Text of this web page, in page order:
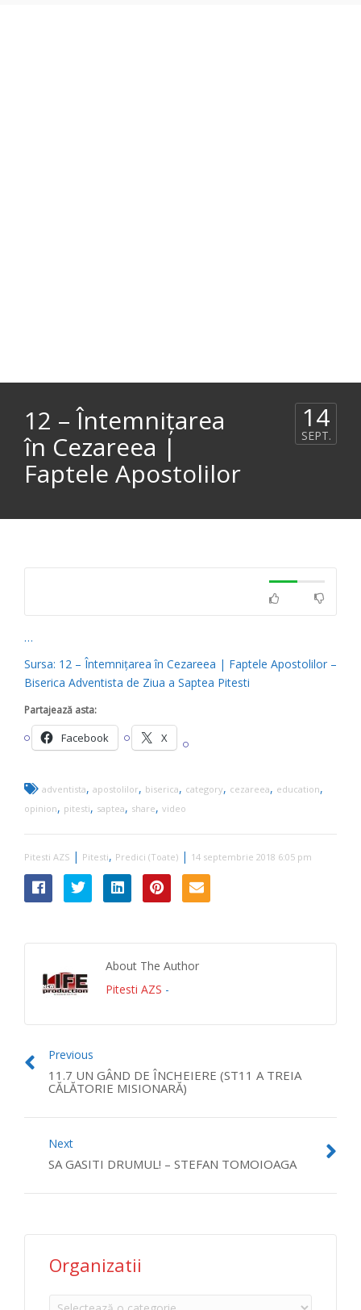
12 – Întemnițarea
în Cezareea |
Faptele Apostolilor
14
SEPT.
…
Sursa: 12 – Întemnițarea în Cezareea | Faptele Apostolilor –
Biserica Adventista de Ziua a Saptea Pitesti
Partajează asta:
Facebook X
adventista, apostolilor, biserica, category, cezareea, education,
opinion, pitesti, saptea, share, video
Pitesti AZS | Pitesti, Predici (Toate) | 14 septembrie 2018 6:05 pm
About The Author
Pitesti AZS -
Previous
11.7 UN GÂND DE ÎNCHEIERE (ST11 A TREIA
CĂLĂTORIE MISIONARĂ)
Next
SA GASITI DRUMUL! – STEFAN TOMOIOAGA
Organizatii
Organizatii